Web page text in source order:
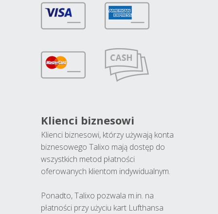
Klienci biznesowi
Klienci biznesowi, którzy używają konta
biznesowego Talixo mają dostęp do
wszystkich metod płatności
oferowanych klientom indywidualnym.
Ponadto, Talixo pozwala m.in. na
płatności przy użyciu kart Lufthansa